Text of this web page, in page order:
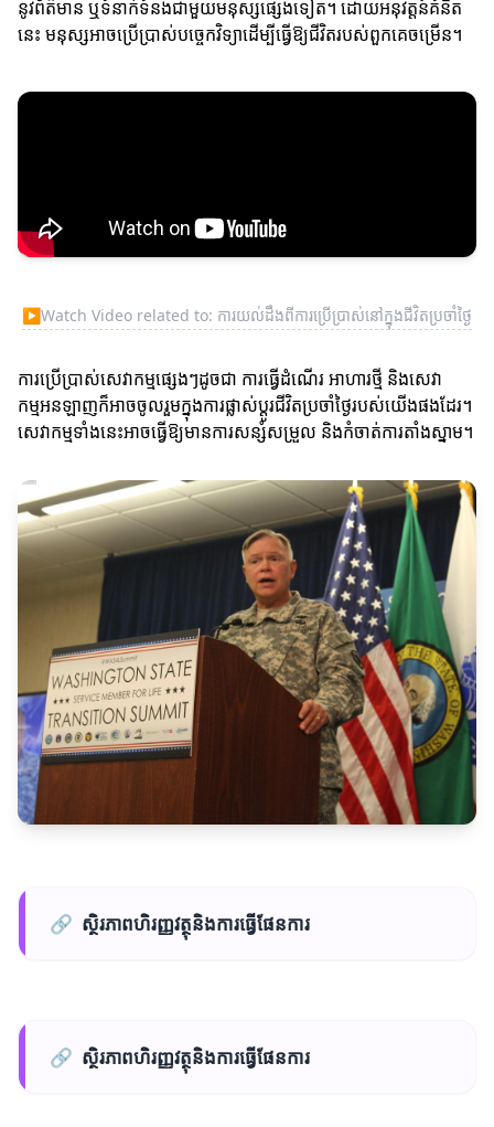
នូវព័ត៌មាន ឬទំនាក់ទំនងជាមួយមនុស្សផ្សេងទៀត។ ដោយអនុវត្តន៍គំនិត
នេះ មនុស្សអាចប្រើប្រាស់បច្ចេកវិទ្យាដើម្បីធ្វើឱ្យជីវិតរបស់ពួកគេចម្រើន។
▶Watch Video related to: ការយល់ដឹងពីការប្រើប្រាស់នៅក្នុងជីវិតប្រចាំថ្ងៃ
ការប្រើប្រាស់សេវាកម្មផ្សេងៗដូចជា ការធ្វើដំណើរ អាហារថ្មី និងសេវា
កម្មអនឡាញក៏អាចចូលរួមក្នុងការផ្លាស់ប្ដូរជីវិតប្រចាំថ្ងៃរបស់យើងផងដែរ។
សេវាកម្មទាំងនេះអាចធ្វើឱ្យមានការសន្សំសម្រួល និងកំចាត់ការតាំងស្នាម។
🔗 ស្ថិរភាពហិរញ្ញវត្ថុនិងការធ្វើផែនការ
🔗 ស្ថិរភាពហិរញ្ញវត្ថុនិងការធ្វើផែនការ